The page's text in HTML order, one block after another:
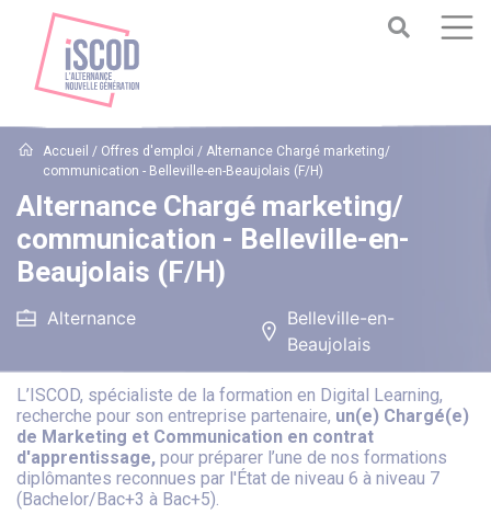
Accueil / Offres d'emploi /Alternance Chargé marketing/
communication - Belleville-en-Beaujolais (F/H)
Alternance Chargé marketing/
communication - Belleville-en-
Beaujolais (F/H)
Alternance
Belleville-en-
Beaujolais
L’ISCOD, spécialiste de la formation en Digital Learning,
recherche pour son entreprise partenaire, un(e) Chargé(e)
de Marketing et Communication en contrat
d'apprentissage, pour préparer l’une de nos formations
diplômantes reconnues par l'État de niveau 6 à niveau 7
(Bachelor/Bac+3 à Bac+5).